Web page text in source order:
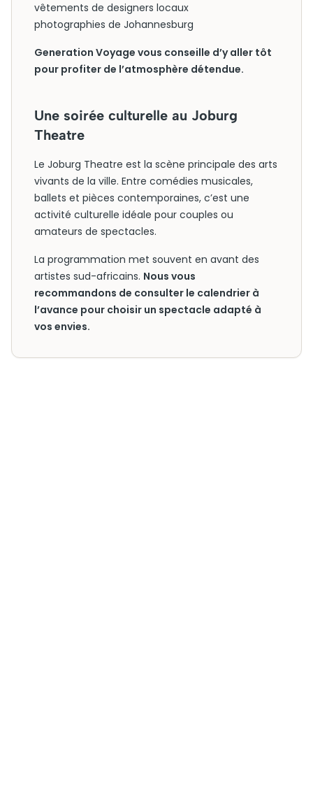
vêtements de designers locaux
photographies de Johannesburg
Generation Voyage vous conseille d’y aller tôt
pour profiter de l’atmosphère détendue.
Une soirée culturelle au Joburg
Theatre
Le Joburg Theatre est la scène principale des arts
vivants de la ville. Entre comédies musicales,
ballets et pièces contemporaines, c’est une
activité culturelle idéale pour couples ou
amateurs de spectacles.
La programmation met souvent en avant des
artistes sud-africains. Nous vous
recommandons de consulter le calendrier à
l’avance pour choisir un spectacle adapté à
vos envies.